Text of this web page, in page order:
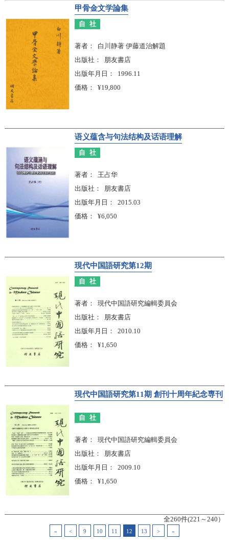
甲骨金文学論集
自社
著者
白川静著 伊藤道治解題
出版社
朋友書店
出版年月日
1996.11
価格
¥19,800
语义蕴含与句法结构及话语理解
自社
著者
王占华
出版社
朋友書店
出版年月日
2015.03
価格
¥6,050
現代中国語研究第12期
自社
著者
現代中国語研究編輯委員会
出版社
朋友書店
出版年月日
2010.10
価格
¥1,650
現代中国語研究第11期 創刊十周年紀念専刊
自社
著者
現代中国語研究編輯委員会
出版社
朋友書店
出版年月日
2009.10
価格
¥1,650
全260件(221～240）
« < 9 10 11 12 13 > »